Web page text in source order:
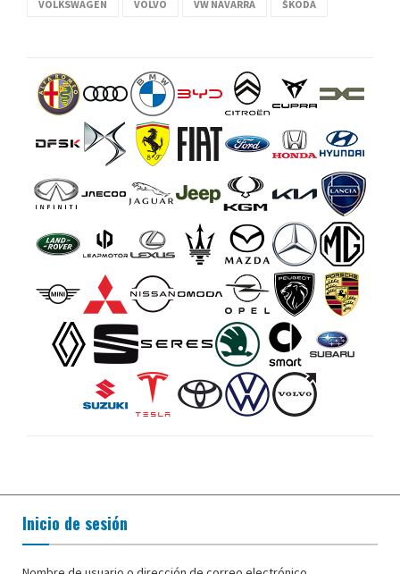
VOLKSWAGEN VOLVO VW NAVARRA ŠKODA
Inicio de sesión